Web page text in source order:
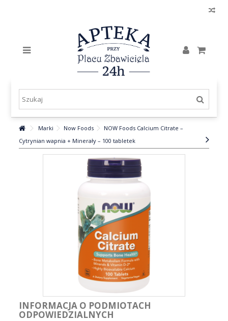
Marki Now Foods
NOW Foods Calcium Citrate –
Cytrynian wapnia + Minerały – 100 tabletek
INFORMACJA O PODMIOTACH
ODPOWIEDZIALNYCH